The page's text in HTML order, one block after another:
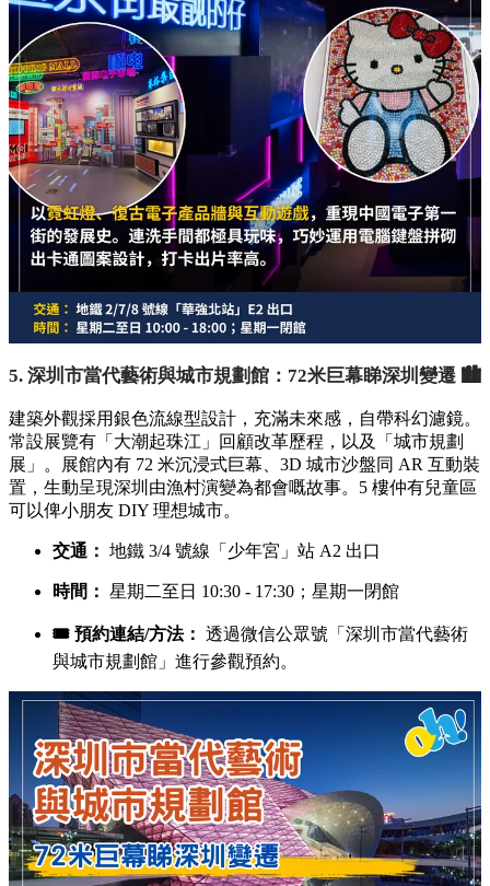
5. 深圳市當代藝術與城市規劃館：72米巨幕睇深圳變遷 🏙️
建築外觀採用銀色流線型設計，充滿未來感，自帶科幻濾鏡。
常設展覽有「大潮起珠江」回顧改革歷程，以及「城市規劃
展」。展館內有 72 米沉浸式巨幕、3D 城市沙盤同 AR 互動裝
置，生動呈現深圳由漁村演變為都會嘅故事。5 樓仲有兒童區
可以俾小朋友 DIY 理想城市。
交通： 地鐵 3/4 號線「少年宮」站 A2 出口
時間： 星期二至日 10:30 - 17:30；星期一閉館
🎟️ 預約連結/方法： 透過微信公眾號「深圳市當代藝術
與城市規劃館」進行參觀預約。